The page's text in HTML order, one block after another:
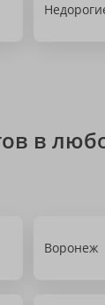
в
Воронеж